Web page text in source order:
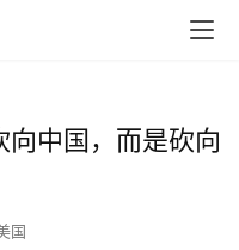
中国，而是砍向
国